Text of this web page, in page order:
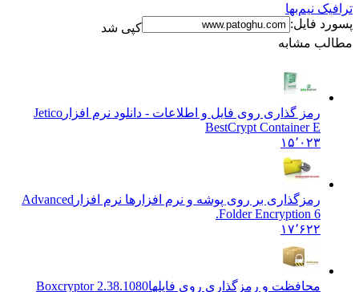
نیم‌بها
فایل:
کپی شد
مشابه
رمز گذاری روی فایل و اطلاعات - دانلود نرم افزار Jetico
BestCrypt Container E
۱۵٬۰۲۳
رمزگذاری بر روی پوشه و نرم افزارها نرم افزار Advanced
Folder Encryption 6.
۱۷٬۶۲۲
محافظت و رمزگذاری روی فایلها Boxcryptor 2.38.1080